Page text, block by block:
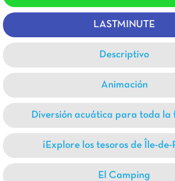
LASTMINUTE
Descriptivo
Animación
Diversión acuática para toda la
¡Explore los tesoros de Île-
El Camping